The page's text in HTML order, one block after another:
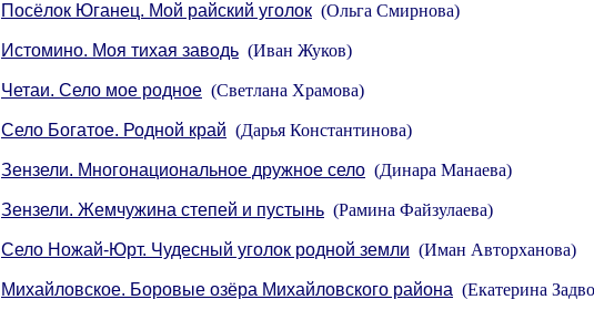
Посёлок Юганец. Мой райский уголок (Ольга Смирнова)
Истомино. Моя тихая заводь (Иван Жуков)
Четаи. Село мое родное (Светлана Храмова)
Село Богатое. Родной край (Дарья Константинова)
Зензели. Многонациональное дружное село (Динара Манаева)
Зензели. Жемчужина степей и пустынь (Рамина Файзулаева)
Село Ножай-Юрт. Чудесный уголок родной земли (Иман Авторханова)
Михайловское. Боровые озёра Михайловского района (Екатерина